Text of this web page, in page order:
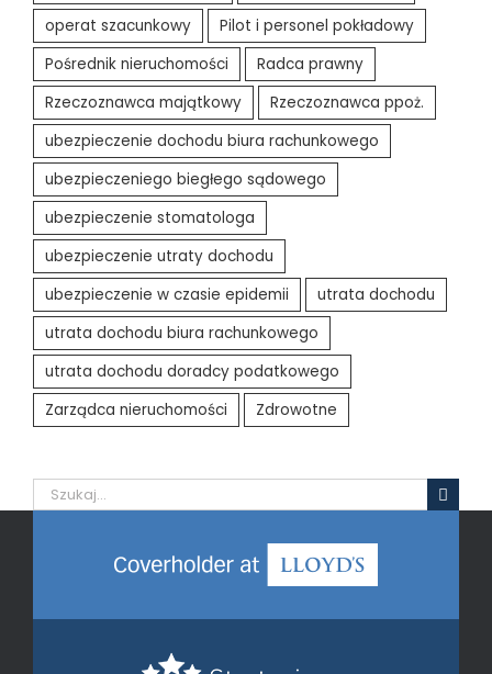
operat szacunkowy
Pilot i personel pokładowy
Pośrednik nieruchomości
Radca prawny
Rzeczoznawca majątkowy
Rzeczoznawca ppoż.
ubezpieczenie dochodu biura rachunkowego
ubezpieczeniego biegłego sądowego
ubezpieczenie stomatologa
ubezpieczenie utraty dochodu
ubezpieczenie w czasie epidemii
utrata dochodu
utrata dochodu biura rachunkowego
utrata dochodu doradcy podatkowego
Zarządca nieruchomości
Zdrowotne
Szukaj